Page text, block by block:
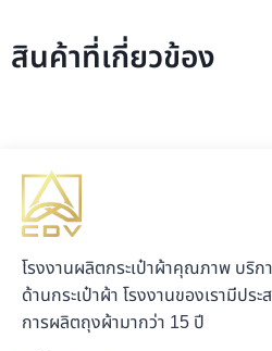
สินค้าที่เกี่ยวข้อง
โรงงานผลิตกระเป๋าผ้าคุณภาพ บริ
ด้านกระเป๋าผ้า โรงงานของเรามีป
การผลิตถุงผ้ามากว่า 15 ปี